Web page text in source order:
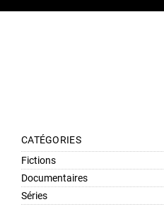
CATÉGORIES
Fictions
Documentaires
Séries